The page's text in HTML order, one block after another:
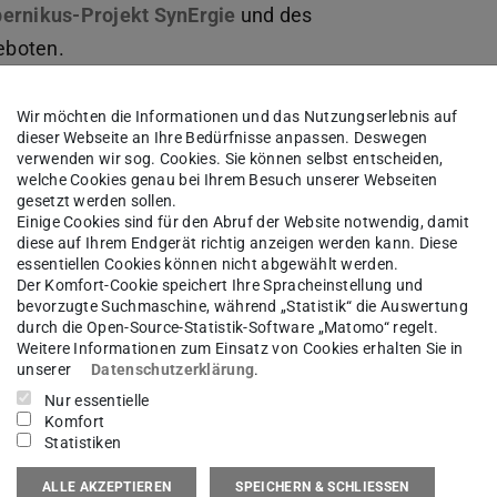
Projekt SynErgie (wird in neuem Tab
und des
in neuem Tab geöffnet)
Wir möchten die Informationen und das Nutzungserlebnis auf
dieser Webseite an Ihre Bedürfnisse anpassen. Deswegen
verwenden wir sog. Cookies. Sie können selbst entscheiden,
welche Cookies genau bei Ihrem Besuch unserer Webseiten
gesetzt werden sollen.
Einige Cookies sind für den Abruf der Website notwendig, damit
diese auf Ihrem Endgerät richtig anzeigen werden kann. Diese
essentiellen Cookies können nicht abgewählt werden.
Der Komfort-Cookie speichert Ihre Spracheinstellung und
bevorzugte Suchmaschine, während „Statistik“ die Auswertung
durch die Open-Source-Statistik-Software „Matomo“ regelt.
Weitere Informationen zum Einsatz von Cookies erhalten Sie in
unserer
Datenschutzerklärung.
Nur essentielle
Komfort
Statistiken
ALLE AKZEPTIEREN SPEICHERN & SCHLIESSEN